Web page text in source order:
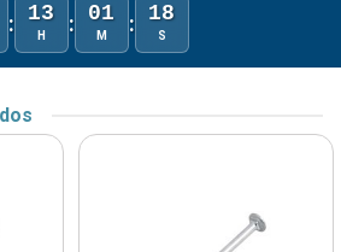
: 13
H : 01
M : 18
S